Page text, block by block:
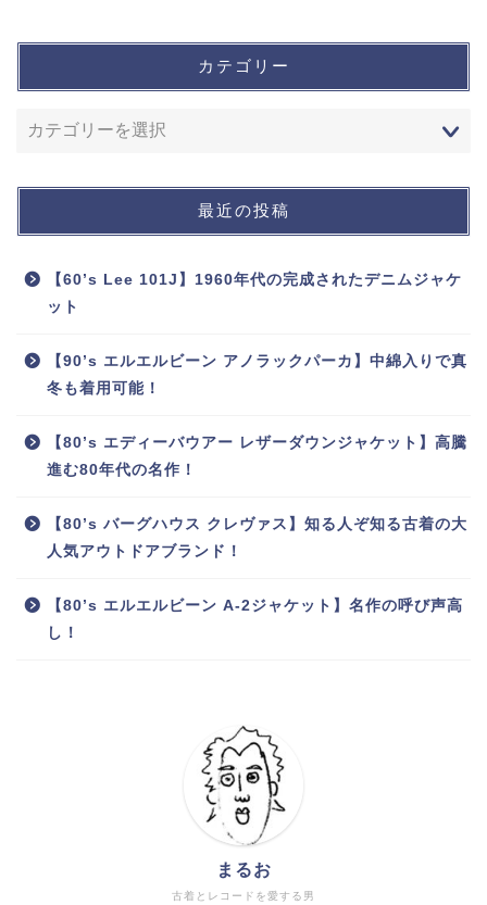
カテゴリー
最近の投稿
【60’s Lee 101J】1960年代の完成されたデニムジャケ
ット
【90’s エルエルビーン アノラックパーカ】中綿入りで真
冬も着用可能！
【80’s エディーバウアー レザーダウンジャケット】高騰
進む80年代の名作！
【80’s バーグハウス クレヴァス】知る人ぞ知る古着の大
人気アウトドアブランド！
【80’s エルエルビーン A-2ジャケット】名作の呼び声高
し！
古着とレコードを愛する男
まるお